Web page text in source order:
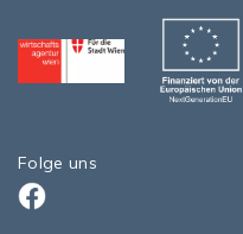
Folge uns
Facebook